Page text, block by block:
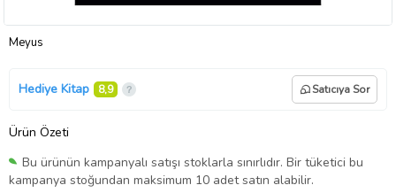
Meyus
Hediye Kitap 8,9 Satıcıya Sor
Ürün Özeti
Bu ürünün kampanyalı satışı stoklarla sınırlıdır. Bir tüketici bu
kampanya stoğundan maksimum 10 adet satın alabilir.